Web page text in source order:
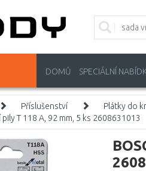
DOMŮ SPECIÁLNÍ
Příslušenství Plátky do
T 118 A, 92 mm, 5 ks 2608631013